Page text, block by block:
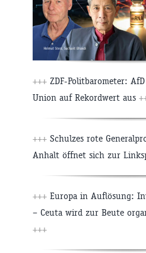
+++ ZDF-Politbarometer:
Union auf Rekordwert aus
+++ Schulzes rote
Anhalt öffnet sich zur
+++ Europa in Auflösung:
– Ceuta wird zur Beute
+++